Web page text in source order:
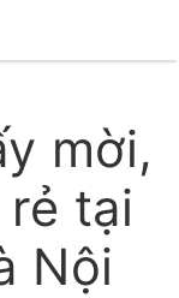
mời,
tại
Nội